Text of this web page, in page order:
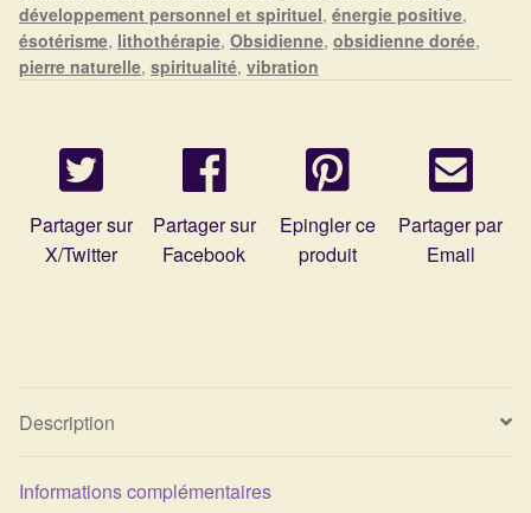
Protection énergétique : Trouvez votre bouclier
Les pierres en détail
Test — Quelle Gardienne ?
développement personnel et spirituel, énergie positive,
ésotérisme, lithothérapie, Obsidienne, obsidienne dorée,
pierre naturelle, spiritualité, vibration
Partager sur
X/Twitter
Partager sur
Facebook
Epingler ce
produit
Partager par
Email
Description
Informations complémentaires